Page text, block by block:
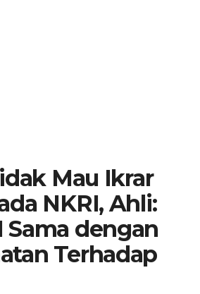
Mau Ikrar
NKRI, Ahli:
Sama dengan
Terhadap